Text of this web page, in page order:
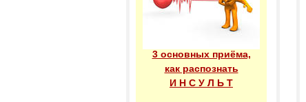
3 основных приёма,
как распознать
И Н С У Л Ь Т